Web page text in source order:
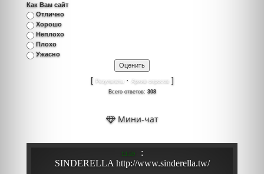
Как Вам сайт
Отлично
Хорошо
Неплохо
Плохо
Ужасно
[ Результаты · Архив опросов]
Всего ответов: 308
Мини-чат